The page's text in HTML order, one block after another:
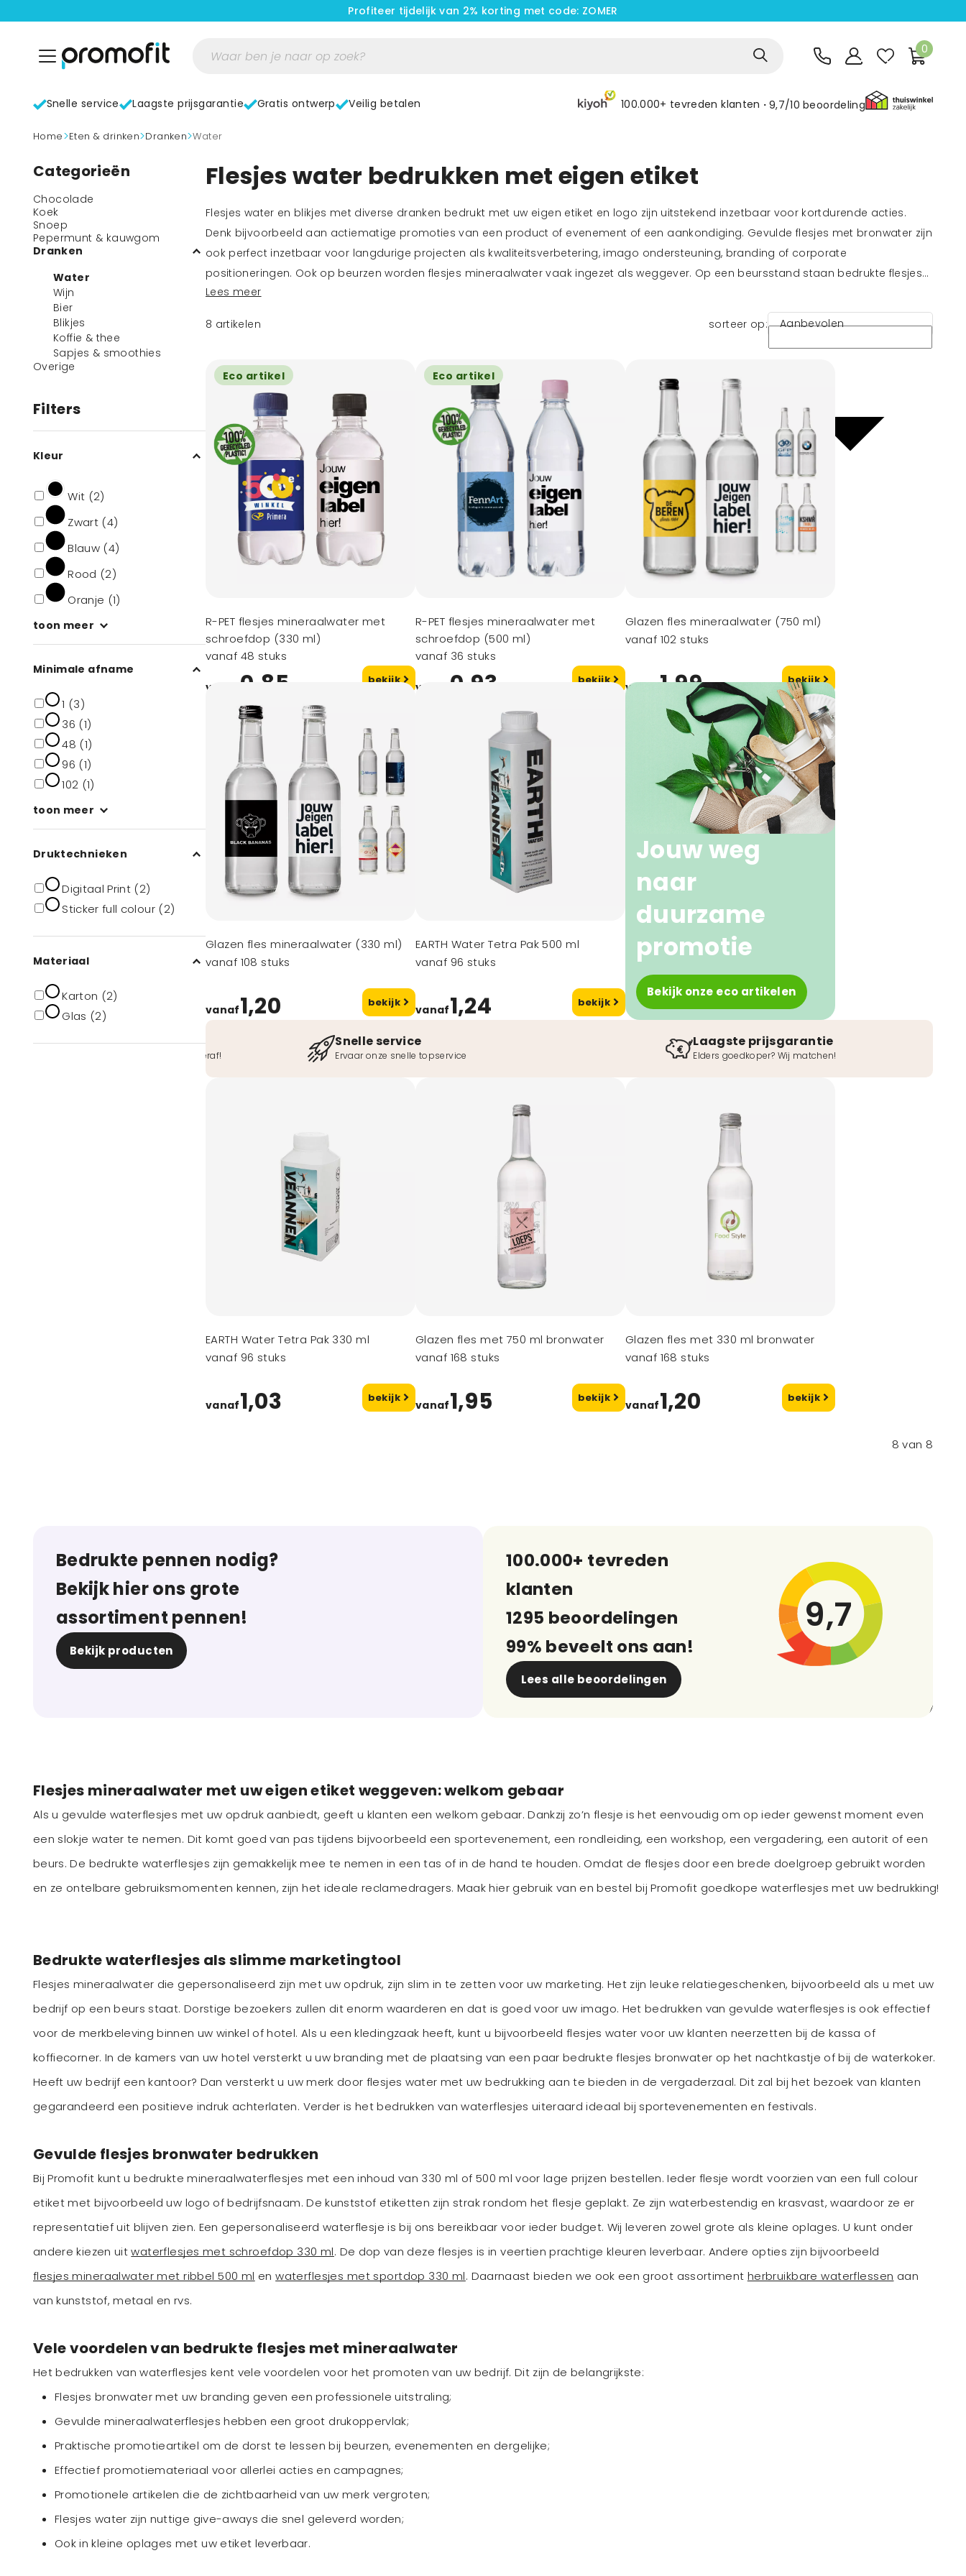
Profiteer tijdelijk van 2% korting met code: ZOMER
0
Snelle service Laagste prijsgarantie Gratis ontwerp Veilig betalen 100.000+ tevreden klanten 9,7/10 beoordeling
home> Eten & drinken> Dranken> Water
Categorieën
Chocolade
Koek
Snoep
Pepermunt & kauwgom
Dranken
Water
Wijn
Bier
Blikjes
Koffie & thee
Sapjes & smoothies
Overige
Filters
Kleur
Wit (2)
Zwart (4)
Blauw (4)
Rood (2)
Oranje (1)
toon meer
Minimale afname
1 (3)
36 (1)
48 (1)
96 (1)
102 (1)
toon meer
Druktechnieken
Digitaal Print (2)
Sticker full colour (2)
Materiaal
Karton (2)
Glas (2)
Flesjes water bedrukken met eigen etiket
Flesjes water en blikjes met diverse dranken bedrukt met uw eigen etiket en logo zijn uitstekend inzetbaar voor kortdurende acties.
Denk bijvoorbeeld aan actiematige promoties van een product of evenement of een aankondiging. Gevulde flesjes met bronwater zijn
ook perfect inzetbaar voor langdurige projecten als kwaliteitsverbetering, imago ondersteuning, branding of corporate
positioneringen. Ook op beurzen worden flesjes mineraalwater vaak ingezet als weggever. Op een beursstand staan bedrukte flesjes
water met uw logo professioneel en zijn het welkome dorstlessers op zo'n lange dag.
Lees meer
8 artikelen sorteer op: Aanbevolen
Eco artikel
R-PET flesjes mineraalwater met
schroefdop (330 ml)
vanaf 48 stuks
vanaf 0,85 bekijk
Eco artikel
R-PET flesjes mineraalwater met
schroefdop (500 ml)
vanaf 36 stuks
vanaf 0,93 bekijk
Glazen fles mineraalwater (750 ml)
vanaf 102 stuks
vanaf 1,99 bekijk
Glazen fles mineraalwater (330 ml)
vanaf 108 stuks
vanaf1,20 bekijk
EARTH Water Tetra Pak 500 ml
vanaf 96 stuks
vanaf1,24 bekijk
Jouw weg
naar
duurzame
promotie
Bekijk onze eco artikelen
Snelle service
Ervaar onze snelle topservice
Laagste prijsgarantie
Elders goedkoper? Wij matchen!
Veilig betalen
O.a. iDeal, Bancontact, ook achteraf!
EARTH Water Tetra Pak 330 ml
vanaf 96 stuks
vanaf1,03 bekijk
Glazen fles met 750 ml bronwater
vanaf 168 stuks
vanaf1,95 bekijk
Glazen fles met 330 ml bronwater
vanaf 168 stuks
vanaf1,20 bekijk
8 van 8
Bedrukte pennen nodig?
Bekijk hier ons grote
assortiment pennen!
Bekijk producten
100.000+ tevreden
klanten
1295 beoordelingen
99% beveelt ons aan!
Lees alle beoordelingen
9,7
Flesjes mineraalwater met uw eigen etiket weggeven: welkom gebaar
Als u gevulde waterflesjes met uw opdruk aanbiedt, geeft u klanten een welkom gebaar. Dankzij zo’n flesje is het eenvoudig om op ieder gewenst moment even
een slokje water te nemen. Dit komt goed van pas tijdens bijvoorbeeld een sportevenement, een rondleiding, een workshop, een vergadering, een autorit of een
beurs. De bedrukte waterflesjes zijn gemakkelijk mee te nemen in een tas of in de hand te houden. Omdat de flesjes door een brede doelgroep gebruikt worden
en ze ontelbare gebruiksmomenten kennen, zijn het ideale reclamedragers. Maak hier gebruik van en bestel bij Promofit goedkope waterflesjes met uw bedrukking!
Bedrukte waterflesjes als slimme marketingtool
Flesjes mineraalwater die gepersonaliseerd zijn met uw opdruk, zijn slim in te zetten voor uw marketing. Het zijn leuke relatiegeschenken, bijvoorbeeld als u met uw
bedrijf op een beurs staat. Dorstige bezoekers zullen dit enorm waarderen en dat is goed voor uw imago. Het bedrukken van gevulde waterflesjes is ook effectief
voor de merkbeleving binnen uw winkel of hotel. Als u een kledingzaak heeft, kunt u bijvoorbeeld flesjes water voor uw klanten neerzetten bij de kassa of
koffiecorner. In de kamers van uw hotel versterkt u uw branding met de plaatsing van een paar bedrukte flesjes bronwater op het nachtkastje of bij de waterkoker.
Heeft uw bedrijf een kantoor? Dan versterkt u uw merk door flesjes water met uw bedrukking aan te bieden in de vergaderzaal. Dit zal bij het bezoek van klanten
gegarandeerd een positieve indruk achterlaten. Verder is het bedrukken van waterflesjes uiteraard ideaal bij sportevenementen en festivals.
Gevulde flesjes bronwater bedrukken
Bij Promofit kunt u bedrukte mineraalwaterflesjes met een inhoud van 330 ml of 500 ml voor lage prijzen bestellen. Ieder flesje wordt voorzien van een full colour
etiket met bijvoorbeeld uw logo of bedrijfsnaam. De kunststof etiketten zijn strak rondom het flesje geplakt. Ze zijn waterbestendig en krasvast, waardoor ze er
representatief uit blijven zien. Een gepersonaliseerd waterflesje is bij ons bereikbaar voor ieder budget. Wij leveren zowel grote als kleine oplages. U kunt onder
andere kiezen uitwaterflesjes met schroefdop 330 ml. De dop van deze flesjes is in veertien prachtige kleuren leverbaar. Andere opties zijn bijvoorbeeld
flesjes mineraalwater met ribbel 500 ml enwaterflesjes met sportdop 330 ml. Daarnaast bieden we ook een groot assortiment herbruikbare waterflessen aan
van kunststof, metaal en rvs.
Vele voordelen van bedrukte flesjes met mineraalwater
Het bedrukken van waterflesjes kent vele voordelen voor het promoten van uw bedrijf. Dit zijn de belangrijkste:
Flesjes bronwater met uw branding geven een professionele uitstraling;
Gevulde mineraalwaterflesjes hebben een groot drukoppervlak;
Praktische promotieartikel om de dorst te lessen bij beurzen, evenementen en dergelijke;
Effectief promotiemateriaal voor allerlei acties en campagnes;
Promotionele artikelen die de zichtbaarheid van uw merk vergroten;
Flesjes water zijn nuttige give-aways die snel geleverd worden;
Ook in kleine oplages met uw etiket leverbaar.